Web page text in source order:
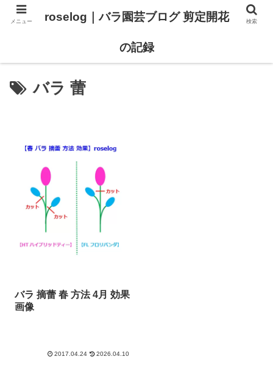
バラ 蕾
バラ 摘蕾 春 方法 4月 効果
画像
2017.04.24 2026.04.10
メニュー roselog｜バラ園芸ブログ 剪定開花
の記録
検索